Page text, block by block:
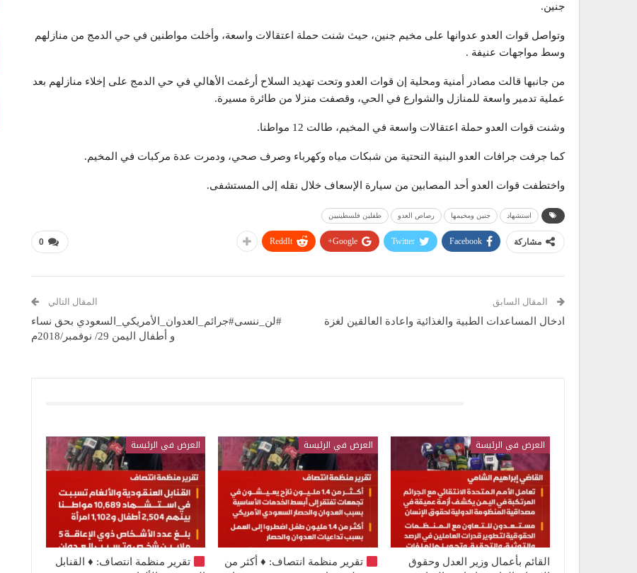
جنين.
وتواصل قوات العدو عدوانها على مخيم جنين، حيث شنت حملة اعتقالات واسعة، وأخلت مواطنين في حي الدمج من منازلهم
وسط مواجهات عنيفة .
من جانبها قالت مصادر أمنية ومحلية إن قوات العدو وتحت تهديد السلاح أرغمت الأهالي في حي الدمج على إخلاء منازلهم بعد
عملية تدمير واسعة للمنازل والشوارع في الحي، وقصفت منزلا من طائرة مسيرة.
وشنت قوات العدو حملة اعتقالات واسعة في المخيم، طالت 12 مواطنا.
كما جرفت جرافات العدو البنية التحتية من شبكات مياه وكهرباء وصرف صحي، ودمرت عدة مركبات في المخيم.
واختطفت قوات العدو أحد المصابين من سيارة الإسعاف خلال نقله إلى المستشفى.
استشهاد جنين ومخيمها رصاص العدو طفلين فلسطينيين
0 مشاركة Facebook
Twitter
Google+
ReddIt
المقال السابق
ادخال المساعدات الطبية والغذائية واعادة العالقين لغزة
المقال التالي
#لن_ننسى#جرائم_العدوان_الأمريكي_السعودي بحق نساء
و أطفال اليمن 29/ نوفمبر/2018م
العرض في الرئيسة
القائم بأعمال وزير العدل وحقوق
العرض في الرئيسة
تقرير منظمة انتصاف: ♦️ أكثر من
العرض في الرئيسة
تقرير منظمة انتصاف: ♦️القنابل